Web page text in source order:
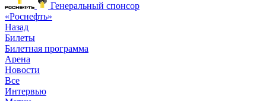
Генеральный спонсор
«Роснефть»
Назад
Билеты
Билетная программа
Арена
Новости
Все
Интервью